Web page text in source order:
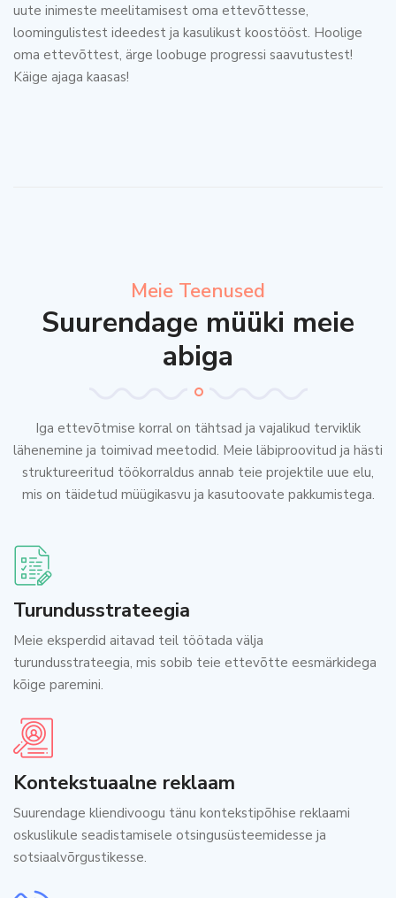
uute inimeste meelitamisest oma ettevõttesse,
loomingulistest ideedest ja kasulikust koostööst. Hoolige
oma ettevõttest, ärge loobuge progressi saavutustest!
Käige ajaga kaasas!
Meie Teenused
Suurendage müüki meie
abiga
Iga ettevõtmise korral on tähtsad ja vajalikud terviklik
lähenemine ja toimivad meetodid. Meie läbiproovitud ja hästi
struktureeritud töökorraldus annab teie projektile uue elu,
mis on täidetud müügikasvu ja kasutoovate pakkumistega.
Turundusstrateegia
Meie eksperdid aitavad teil töötada välja
turundusstrateegia, mis sobib teie ettevõtte eesmärkidega
kõige paremini.
Kontekstuaalne reklaam
Suurendage kliendivoogu tänu kontekstipõhise reklaami
oskuslikule seadistamisele otsingusüsteemidesse ja
sotsiaalvõrgustikesse.